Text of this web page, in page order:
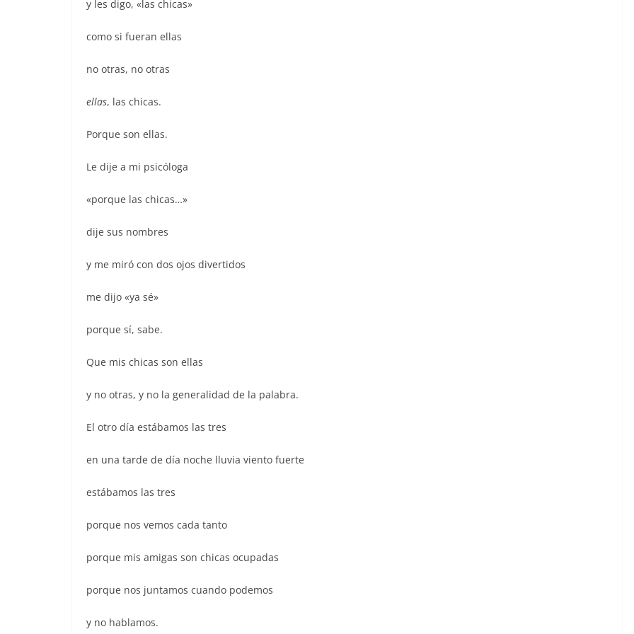
y les digo, «las chicas»
como si fueran ellas
no otras, no otras
ellas, las chicas.
Porque son ellas.
Le dije a mi psicóloga
«porque las chicas…»
dije sus nombres
y me miró con dos ojos divertidos
me dijo «ya sé»
porque sí, sabe.
Que mis chicas son ellas
y no otras, y no la generalidad de la palabra.
El otro día estábamos las tres
en una tarde de día noche lluvia viento fuerte
estábamos las tres
porque nos vemos cada tanto
porque mis amigas son chicas ocupadas
porque nos juntamos cuando podemos
y no hablamos.